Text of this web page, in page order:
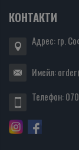
КОНТАКТИ
Адрес: гр.
Имейл:
Телефон: